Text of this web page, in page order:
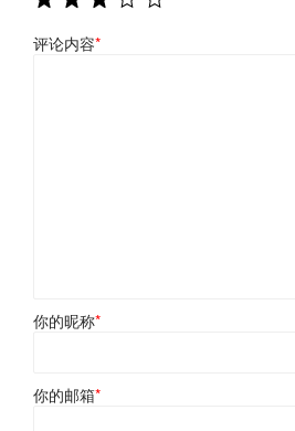
评论内容*
你的昵称*
你的邮箱*